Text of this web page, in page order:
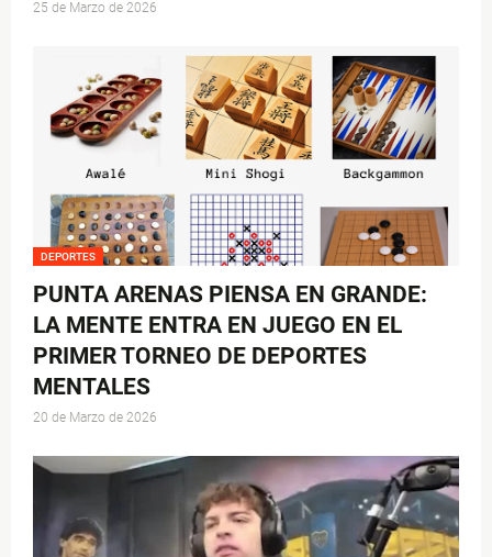
25 de Marzo de 2026
DEPORTES
PUNTA ARENAS PIENSA EN GRANDE:
LA MENTE ENTRA EN JUEGO EN EL
PRIMER TORNEO DE DEPORTES
MENTALES
20 de Marzo de 2026